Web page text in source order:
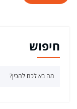
חיפוש